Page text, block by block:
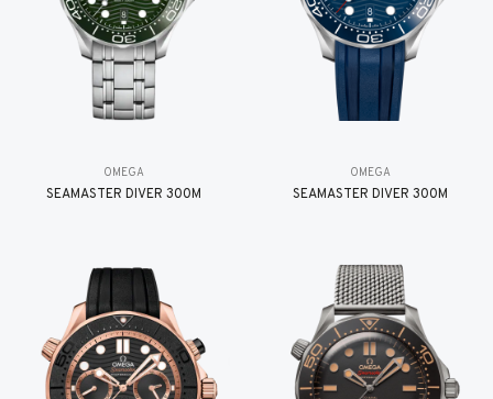
OMEGA
SEAMASTER DIVER 300M
OMEGA
SEAMASTER DIVER 300M